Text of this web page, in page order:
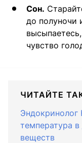
Сон.
до полуночи
чувство
ЧИТАЙТЕ
Эндокринолог
температура
веществ